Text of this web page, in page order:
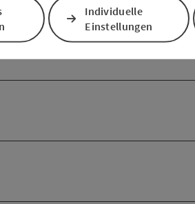
Individuelle
Einstellungen